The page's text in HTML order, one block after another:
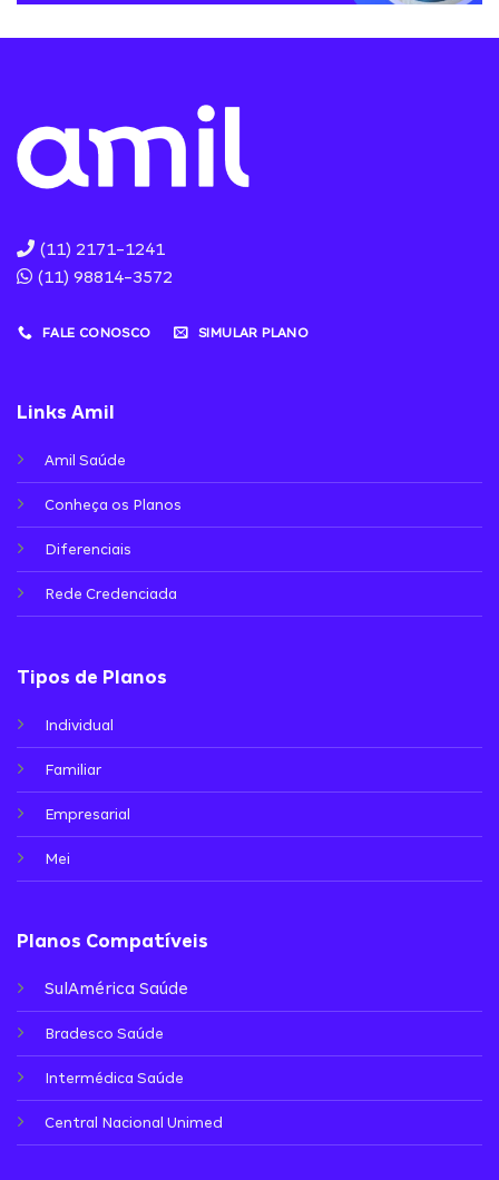
(11) 2171-1241
(11) 98814-3572
FALE CONOSCO SIMULAR PLANO
Links Amil
Amil Saúde
Conheça os Planos
Diferenciais
Rede Credenciada
Tipos de Planos
Individual
Familiar
Empresarial
Mei
Planos Compatíveis
SulAmérica Saúde
Bradesco Saúde
Intermédica Saúde
Central Nacional Unimed